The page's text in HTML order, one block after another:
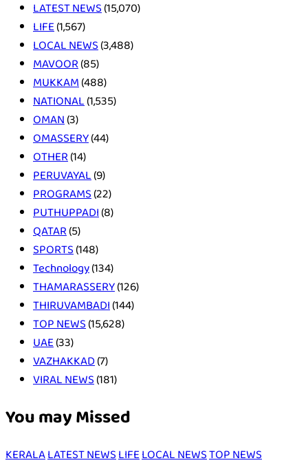
LATEST NEWS(15,070)
LIFE(1,567)
LOCAL NEWS(3,488)
MAVOOR(85)
MUKKAM(488)
NATIONAL(1,535)
OMAN(3)
OMASSERY(44)
OTHER(14)
PERUVAYAL(9)
PROGRAMS(22)
PUTHUPPADI(8)
QATAR(5)
SPORTS(148)
Technology(134)
THAMARASSERY(126)
THIRUVAMBADI(144)
TOP NEWS(15,628)
UAE(33)
VAZHAKKAD(7)
VIRAL NEWS(181)
You may Missed
KERALALATEST NEWSLIFELOCAL NEWSTOP NEWS